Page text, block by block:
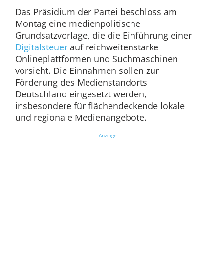
Das Präsidium der Partei beschloss am
Montag eine medienpolitische
Grundsatzvorlage, die die Einführung einer
Digitalsteuerauf reichweitenstarke
Onlineplattformen und Suchmaschinen
vorsieht. Die Einnahmen sollen zur
Förderung des Medienstandorts
Deutschland eingesetzt werden,
insbesondere für flächendeckende lokale
und regionale Medienangebote.
Anzeige